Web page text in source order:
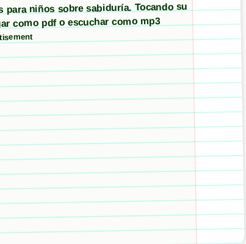
niños sobre sabiduría. Tocando su
como pdf o escuchar como mp3